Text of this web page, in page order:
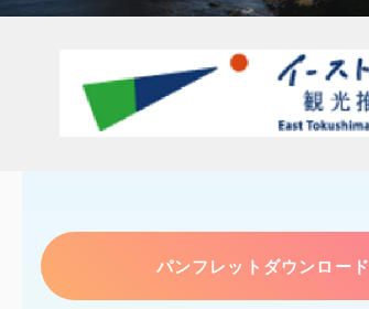
パンフレットダウンロード